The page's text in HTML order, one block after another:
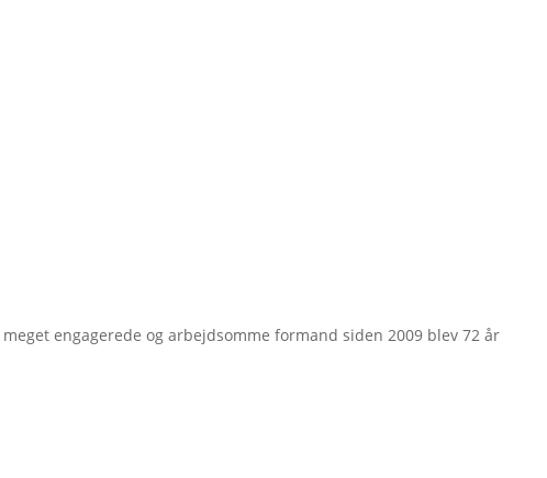
engagerede og arbejdsomme formand siden 2009 blev 72 år